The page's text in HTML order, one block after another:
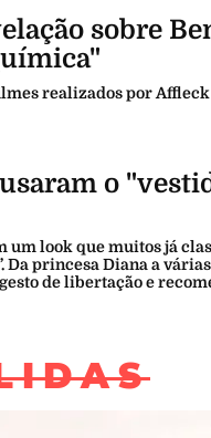
sobre
realizados por Affleck
o
look que muitos já
Da princesa Diana a
de libertação e